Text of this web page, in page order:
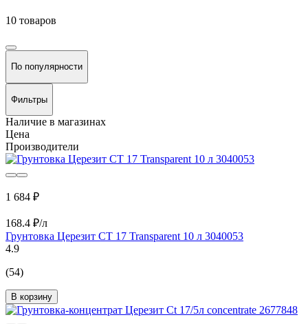
10 товаров
По популярности
Фильтры
Наличие в магазинах
Цена
Производители
1 684 ₽
168.4 ₽/л
Грунтовка Церезит CT 17 Transparent 10 л 3040053
4.9
(54)
В корзину